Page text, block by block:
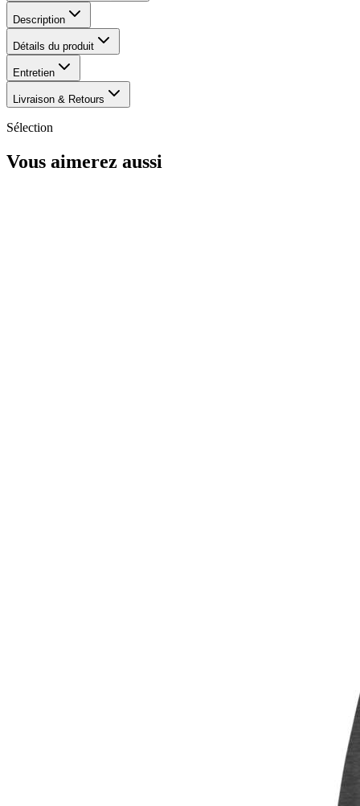
Description
Détails du produit
Entretien
Livraison & Retours
Sélection
Vous aimerez aussi